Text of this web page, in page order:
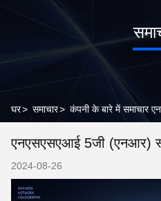
घर> समाचार>
एनएसएसएआई 5जी (एनआर)
2024-08-26